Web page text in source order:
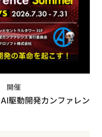
開催
駆動開発カンファレン